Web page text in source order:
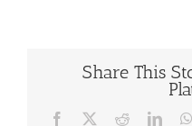
Share This
Facebook Reddit